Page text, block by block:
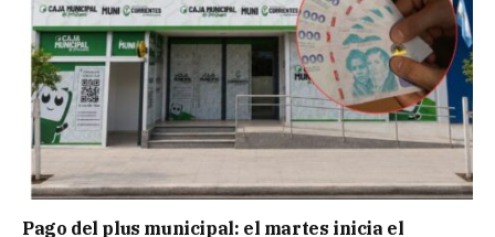
Pago del plus municipal: el martes inicia el